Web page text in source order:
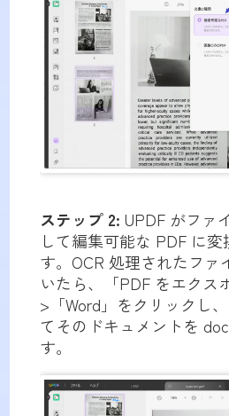
ステップ 2: UPDF がファ
して編集可能な PDF に
す。OCR 処理されたファ
いたら、「PDF をエクス
>「Word」をクリックし
てそのドキュメントを
す。